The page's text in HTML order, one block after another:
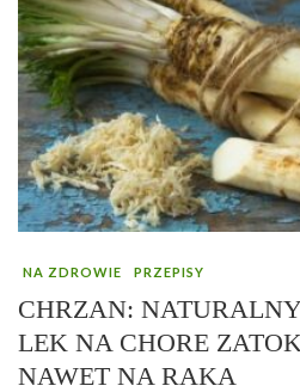
NA ZDROWIE PRZEPISY
CHRZAN:
LEK NA CHORE
NAWET NA RAKA